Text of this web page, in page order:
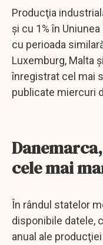
Producţia
şi cu 1% în
cu perioada
Luxemburg, Malta
înregistrat cel mai
publicate miercuri
cele mai
În rândul statelor
disponibile datele,
anual ale